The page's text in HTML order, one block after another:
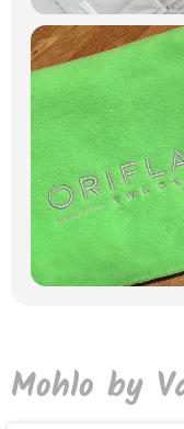
Mohlo by